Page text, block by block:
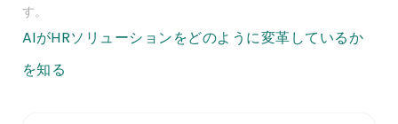
す。
AIがHRソリューションをどのように変革しているか
を知る